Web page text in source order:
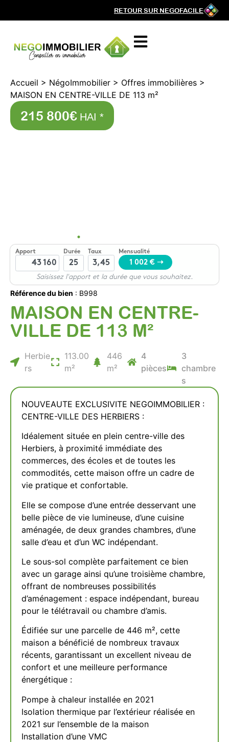
RETOUR SUR NEGOFACILE
Accueil > NégoImmobilier > Offres immobilières >
MAISON EN CENTRE-VILLE DE 113 m²
215 800€ HAI *
Référence du bien : B998
MAISON EN CENTRE-
VILLE DE 113 M²
Herbie
rs
113.00
m²
446
m²
4
pièces
3
chambre
s
NOUVEAUTE EXCLUSIVITE NEGOIMMOBILIER :
CENTRE-VILLE DES HERBIERS :
Idéalement située en plein centre-ville des
Herbiers, à proximité immédiate des
commerces, des écoles et de toutes les
commodités, cette maison offre un cadre de
vie pratique et confortable.
Elle se compose d’une entrée desservant une
belle pièce de vie lumineuse, d’une cuisine
aménagée, de deux grandes chambres, d’une
salle d’eau et d’un WC indépendant.
Le sous-sol complète parfaitement ce bien
avec un garage ainsi qu’une troisième chambre,
offrant de nombreuses possibilités
d’aménagement : espace indépendant, bureau
pour le télétravail ou chambre d’amis.
Édifiée sur une parcelle de 446 m², cette
maison a bénéficié de nombreux travaux
récents, garantissant un excellent niveau de
confort et une meilleure performance
énergétique :
Pompe à chaleur installée en 2021
Isolation thermique par l’extérieur réalisée en
2021 sur l’ensemble de la maison
Installation d’une VMC